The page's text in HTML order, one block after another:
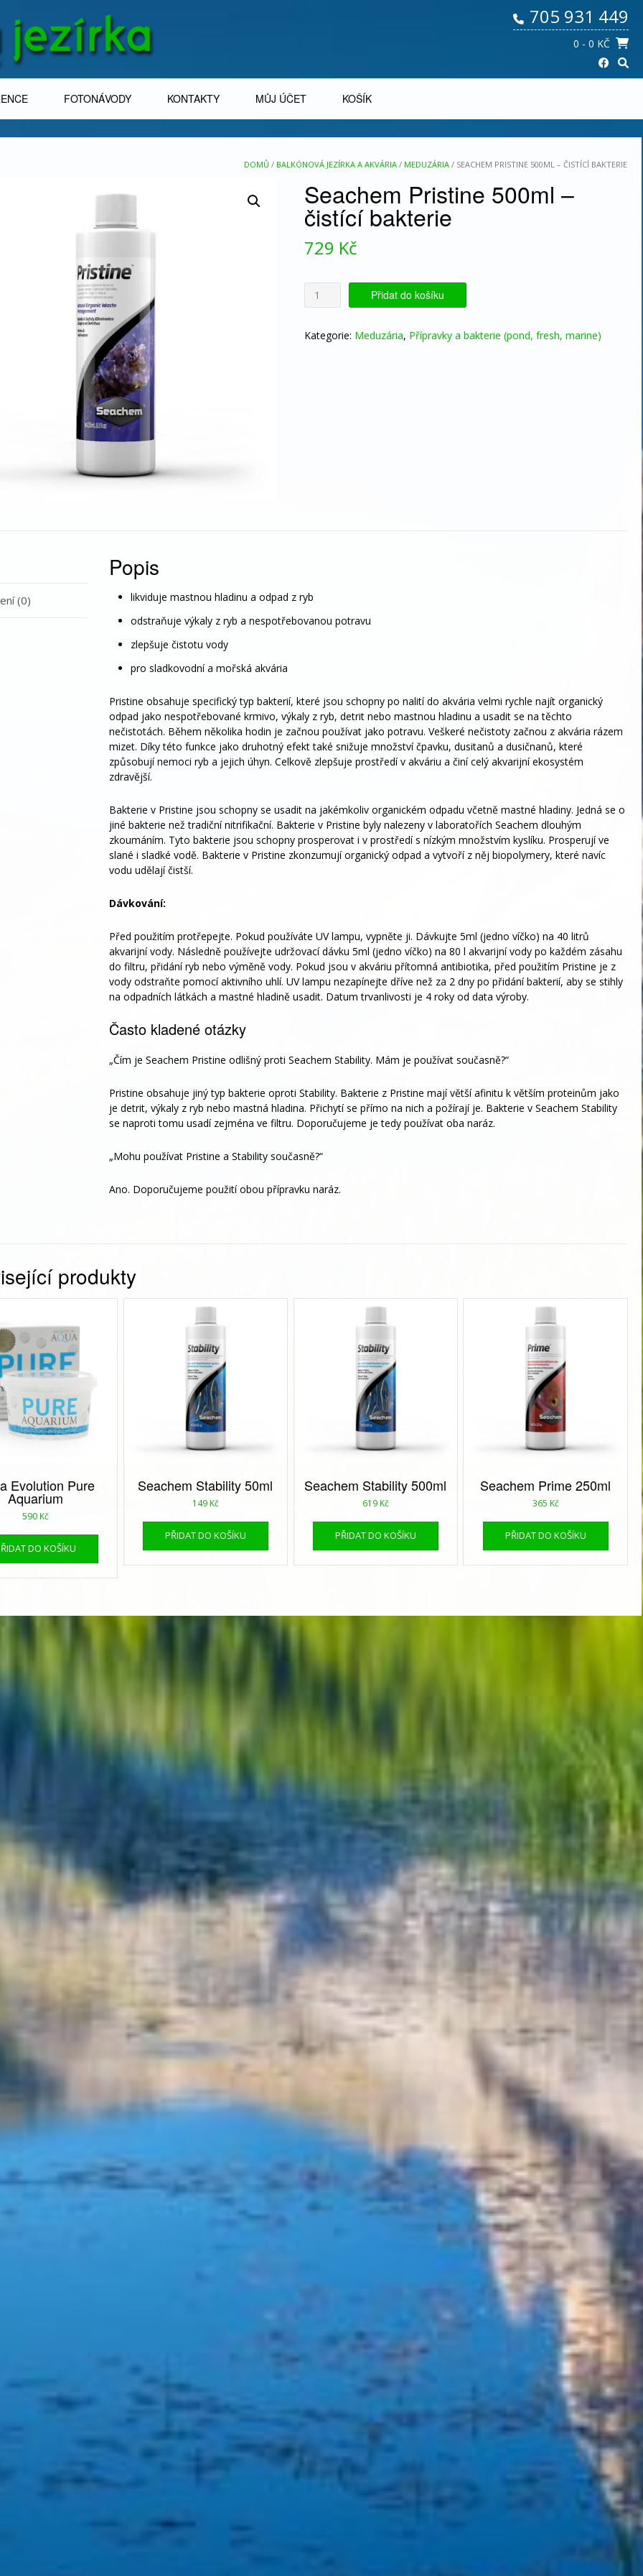
705 931 449
0 - 0 KČ
FOTONÁVODY KONTAKTY MŮJ ÚČET KOŠÍK
DOMŮ / BALKÓNOVÁ JEZÍRKA A AKVÁRIA / MEDUZÁRIA / SEACHEM PRISTINE 500ML – ČISTÍCÍ BAKTERIE
Seachem Pristine 500ml –
čistící bakterie
729 Kč
Seachem
Pristine
-
Přidat do košíku
Kategorie: Meduzária, Přípravky a bakterie (pond, fresh, marine)
(0)
Popis
likviduje mastnou hladinu a odpad z ryb
odstraňuje výkaly z ryb a nespotřebovanou potravu
zlepšuje čistotu vody
pro sladkovodní a mořská akvária
Pristine obsahuje specifický typ bakterií, které jsou schopny po nalití do akvária velmi rychle najít organický
odpad jako nespotřebované krmivo, výkaly z ryb, detrit nebo mastnou hladinu a usadit se na těchto
nečistotách. Během několika hodin je začnou používat jako potravu. Veškeré nečistoty začnou z akvária rázem
mizet. Díky této funkce jako druhotný efekt také snižuje množství čpavku, dusitanů a dusičnanů, které
způsobují nemoci ryb a jejich úhyn. Celkově zlepšuje prostředí v akváriu a činí celý akvarijní ekosystém
zdravější.
Bakterie v Pristine jsou schopny se usadit na jakémkoliv organickém odpadu včetně mastné hladiny. Jedná se o
jiné bakterie než tradiční nitrifikační. Bakterie v Pristine byly nalezeny v laboratořích Seachem dlouhým
zkoumáním. Tyto bakterie jsou schopny prosperovat i v prostředí s nízkým množstvím kyslíku. Prosperují ve
slané i sladké vodě. Bakterie v Pristine zkonzumují organický odpad a vytvoří z něj biopolymery, které navíc
vodu udělají čistší.
Dávkování:
Před použitím protřepejte. Pokud používáte UV lampu, vypněte ji. Dávkujte 5ml (jedno víčko) na 40 litrů
akvarijní vody. Následně používejte udržovací dávku 5ml (jedno víčko) na 80 l akvarijní vody po každém zásahu
do filtru, přidání ryb nebo výměně vody. Pokud jsou v akváriu přítomná antibiotika, před použitím Pristine je z
vody odstraňte pomocí aktivního uhlí. UV lampu nezapínejte dříve než za 2 dny po přidání bakterií, aby se stihly
na odpadních látkách a mastné hladině usadit. Datum trvanlivosti je 4 roky od data výroby.
Často kladené otázky
„Čím je Seachem Pristine odlišný proti Seachem Stability. Mám je používat současně?“
Pristine obsahuje jiný typ bakterie oproti Stability. Bakterie z Pristine mají větší afinitu k větším proteinům jako
je detrit, výkaly z ryb nebo mastná hladina. Přichytí se přímo na nich a požírají je. Bakterie v Seachem Stability
se naproti tomu usadí zejména ve filtru. Doporučujeme je tedy používat oba naráz.
„Mohu používat Pristine a Stability současně?“
Ano. Doporučujeme použití obou přípravku naráz.
produkty
Evolution Pure
Aquarium
590 Kč
DO KOŠÍKU
Seachem Stability 50ml
149 Kč
PŘIDAT DO KOŠÍKU
Seachem Stability 500ml
619 Kč
PŘIDAT DO KOŠÍKU
Seachem Prime 250ml
365 Kč
PŘIDAT DO KOŠÍKU